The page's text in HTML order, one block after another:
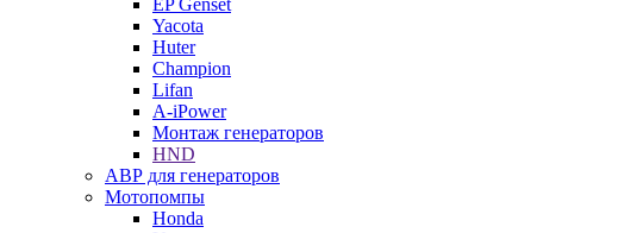
EP Genset
Yacota
Huter
Champion
Lifan
A-iPower
Монтаж генераторов
HND
АВР для генераторов
Мотопомпы
Honda